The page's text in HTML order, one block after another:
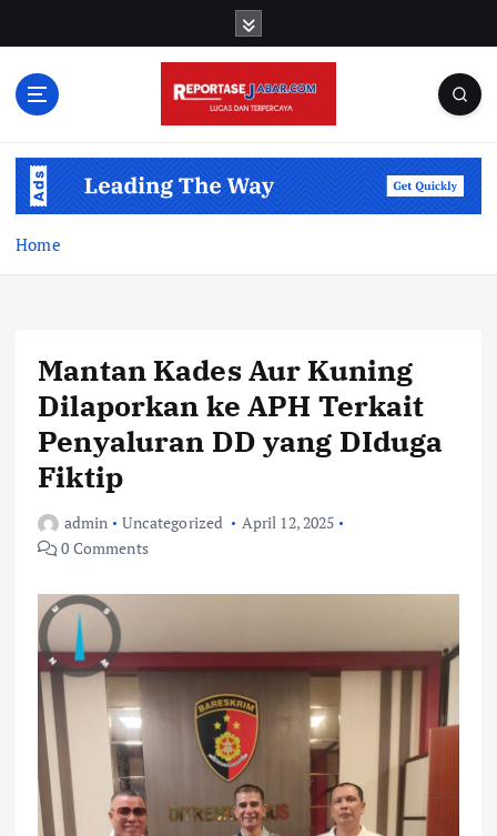
Home
Mantan Kades Aur Kuning
Dilaporkan ke APH Terkait
Penyaluran DD yang DIduga
Fiktip
admin Uncategorized
April 12, 2025
0 Comments